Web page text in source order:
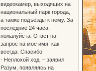
видеокамер, выходящих на
национальный парк города,
а также подъезды к нему. За
последние 24 часа,
пожалуйста. Ответ на
запрос на мое имя, как
всегда. Спасибо.
- Неплохой ход. – заявил
Разум, появляясь на